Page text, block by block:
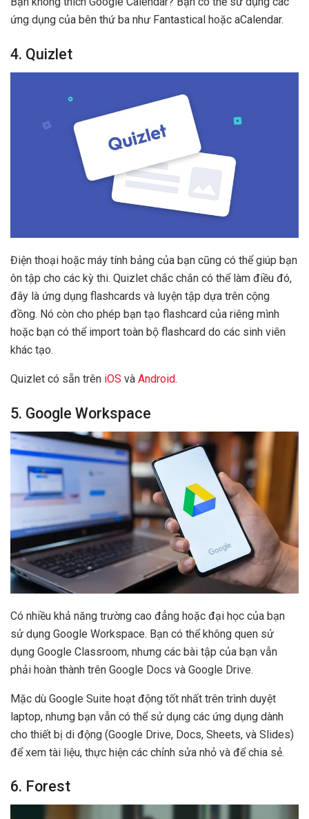
ứng dụng của bên thứ ba như Fantastical hoặc aCalendar.
4. Quizlet
Điện thoại hoặc máy tính bảng của bạn cũng có thể giúp bạn
ôn tập cho các kỳ thi. Quizlet chắc chắn có thể làm điều đó,
đây là ứng dụng flashcards và luyện tập dựa trên cộng
đồng. Nó còn cho phép bạn tạo flashcard của riêng mình
hoặc bạn có thể import toàn bộ flashcard do các sinh viên
khác tạo.
Quizlet có sẵn trên iOS và Android.
5. Google Workspace
Có nhiều khả năng trường cao đẳng hoặc đại học của bạn
sử dụng Google Workspace. Bạn có thể không quen sử
dụng Google Classroom, nhưng các bài tập của bạn vẫn
phải hoàn thành trên Google Docs và Google Drive.
Mặc dù Google Suite hoạt động tốt nhất trên trình duyệt
laptop, nhưng bạn vẫn có thể sử dụng các ứng dụng dành
cho thiết bị di động (Google Drive, Docs, Sheets, và Slides)
để xem tài liệu, thực hiện các chỉnh sửa nhỏ và để chia sẻ.
6. Forest